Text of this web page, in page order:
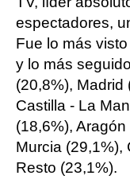
espectadores,
Fue lo más
y lo más
(20,8%), Madrid
Castilla - La
(18,6%),
Murcia (29,1%),
Resto (23,1%).